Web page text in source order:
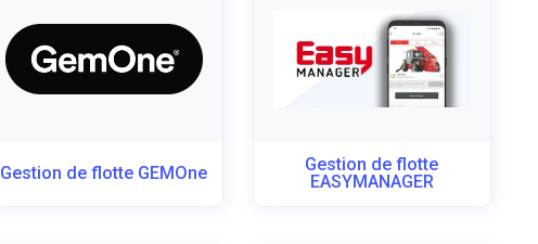
Gestion de flotte GEMOne
Gestion de flotte
EASYMANAGER